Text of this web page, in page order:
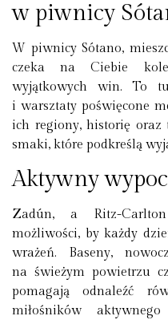
w piwnicy
W piwnicy Sótano,
czeka na Ciebie
wyjątkowych win. To
i warsztaty poświęcone
ich regiony, historię oraz
smaki, które podkreślą
Aktywny
Zadún, a Ritz-
możliwości, by każdy
wrażeń. Baseny,
na świeżym powietrzu
pomagają odnaleźć
miłośników